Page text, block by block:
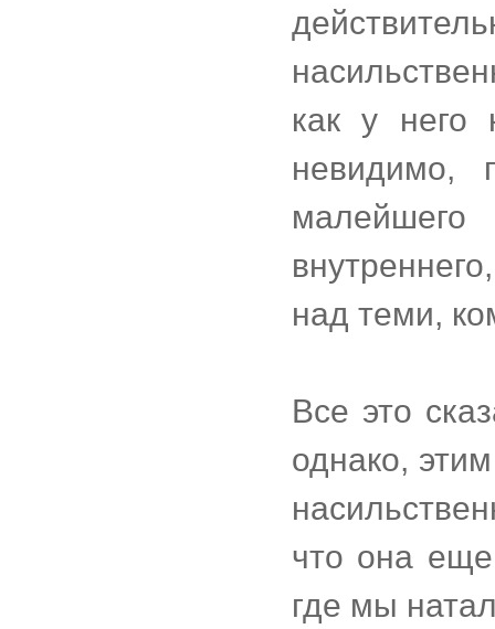
как у него
невидимо,
над теми,
Все это
однако,
что она
где мы